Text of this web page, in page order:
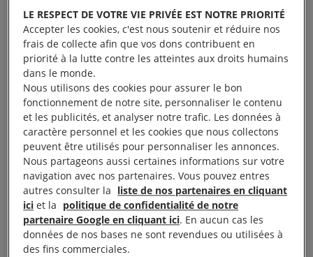
Le vendredi 31 mai, Concert à la Cave du Jazz Club
Moulinois, Passage Moret à Moulins.
LE RESPECT DE VOTRE VIE PRIVÉE EST NOTRE PRIORITÉ
Accepter les cookies, c'est nous soutenir et réduire nos
frais de collecte afin que vos dons contribuent en
priorité à la lutte contre les atteintes aux droits humains
dans le monde.
Nous utilisons des cookies pour assurer le bon
fonctionnement de notre site, personnaliser le contenu
et les publicités, et analyser notre trafic. Les données à
caractère personnel et les cookies que nous collectons
peuvent être utilisés pour personnaliser les annonces.
Nous partageons aussi certaines informations sur votre
navigation avec nos partenaires. Vous pouvez entres
autres consulter la liste de nos partenaires en cliquant
ici et la politique de confidentialité de notre
partenaire Google en cliquant ici. En aucun cas les
données de nos bases ne sont revendues ou utilisées à
des fins commerciales.